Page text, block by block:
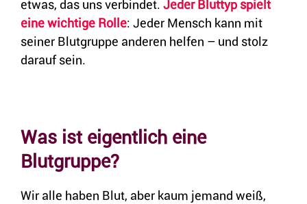
etwas, das uns verbindet. Jeder Bluttyp spielt
eine wichtige Rolle: Jeder Mensch kann mit
seiner Blutgruppe anderen helfen – und stolz
darauf sein.
Was ist eigentlich eine
Blutgruppe?
Wir alle haben Blut, aber kaum jemand weiß,